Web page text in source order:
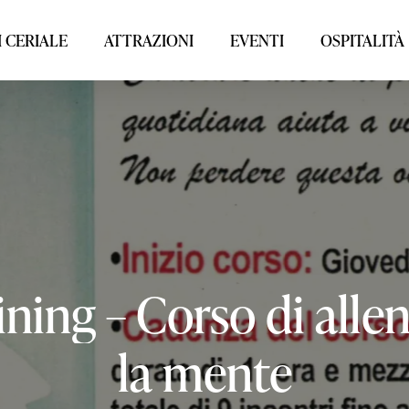
CERIALE ATTRAZIONI EVENTI OSPITALITÀ
–Corsodi
lamente